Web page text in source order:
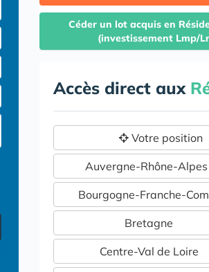
Céder un lot acquis en
(investissement Lmp/
Accès direct aux
Votre position
Auvergne-Rhône-Alpes
Bourgogne-Franche-
Bretagne
Centre-Val de Loire